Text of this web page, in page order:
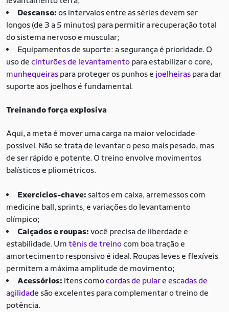
Descanso: os intervalos entre as séries devem ser
longos (de 3 a 5 minutos) para permitir a recuperação total
do sistema nervoso e muscular;
Equipamentos de suporte: a segurança é prioridade. O
uso de cinturões de levantamento para estabilizar o core,
munhequeiras para proteger os punhos e joelheiras para dar
suporte aos joelhos é fundamental.
Treinando força explosiva
Aqui, a meta é mover uma carga na maior velocidade
possível. Não se trata de levantar o peso mais pesado, mas
de ser rápido e potente. O treino envolve movimentos
balísticos e pliométricos.
Exercícios-chave: saltos em caixa, arremessos com
medicine ball, sprints, e variações do levantamento
olímpico;
Calçados e roupas: você precisa de liberdade e
estabilidade. Um tênis de treinocom boa tração e
amortecimento responsivo é ideal. Roupas leves e flexíveis
permitem a máxima amplitude de movimento;
Acessórios: itens comocordas de pulare escadas de
agilidade são excelentes para complementar o treino de
potência.